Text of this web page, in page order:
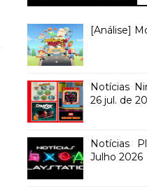
[Análise]
Notícias
26 jul. de
Notícias
Julho 2026